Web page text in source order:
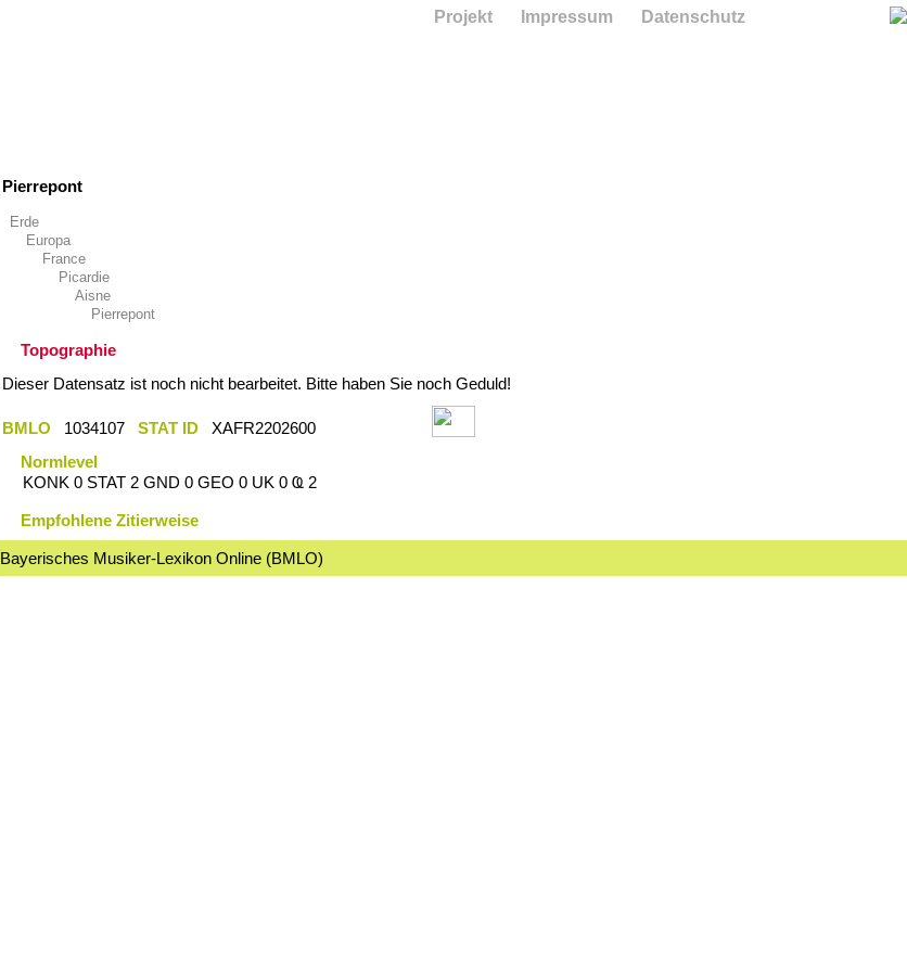
Pierrepont
Erde
Europa
France
Picardie
Aisne
Pierrepont
Topographie
Dieser Datensatz ist noch nicht bearbeitet. Bitte haben Sie noch Geduld!
BMLO 1034107 STAT ID
XAFR2202600
Normlevel
KONK 0 STAT 2 GND 0 GEO 0 UK 0 Ҩ 2
Empfohlene Zitierweise
Bayerisches Musiker-Lexikon Online (BMLO)
Projekt Impressum Datenschutz